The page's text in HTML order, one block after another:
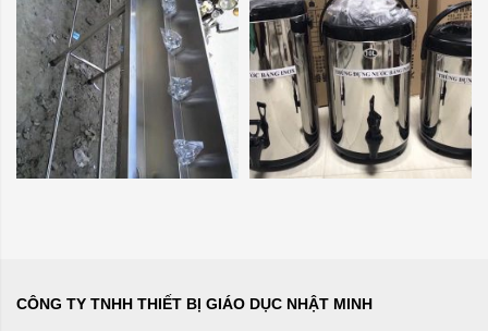
CÔNG TY TNHH THIẾT BỊ GIÁO DỤC NHẬT MINH